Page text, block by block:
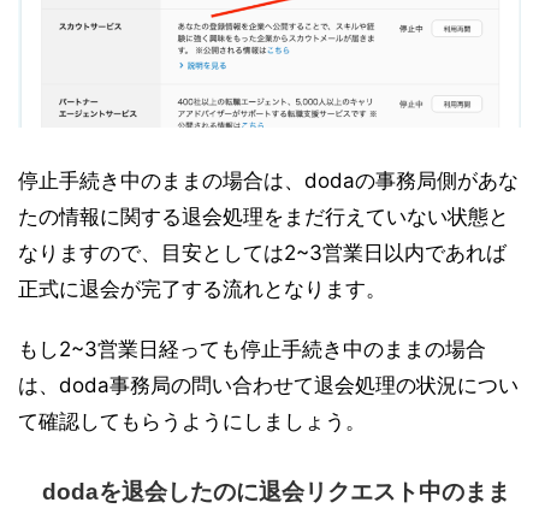
停止手続き中のままの場合は、dodaの事務局側があな
たの情報に関する退会処理をまだ行えていない状態と
なりますので、目安としては2~3営業日以内であれば
正式に退会が完了する流れとなります。
もし2~3営業日経っても停止手続き中のままの場合
は、doda事務局の問い合わせて退会処理の状況につい
て確認してもらうようにしましょう。
dodaを退会したのに退会リクエスト中のまま